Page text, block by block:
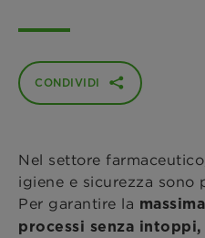
CONDIVIDI
Nel settore
igiene e sicurezza sono
Per garantire la
processi senza